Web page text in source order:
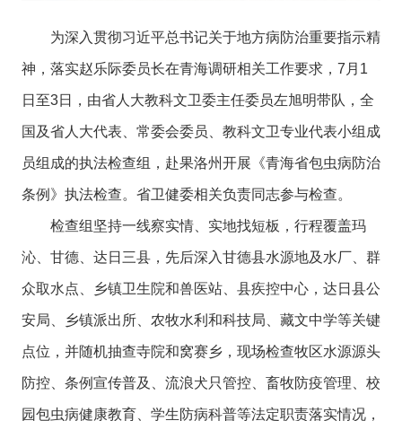
为深入贯彻习近平总书记关于地方病防治重要指示精
神，落实赵乐际委员长在青海调研相关工作要求，7月1
日至3日，由省人大教科文卫委主任委员左旭明带队，全
国及省人大代表、常委会委员、教科文卫专业代表小组成
员组成的执法检查组，赴果洛州开展《青海省包虫病防治
条例》执法检查。省卫健委相关负责同志参与检查。
检查组坚持一线察实情、实地找短板，行程覆盖玛
沁、甘德、达日三县，先后深入甘德县水源地及水厂、群
众取水点、乡镇卫生院和兽医站、县疾控中心，达日县公
安局、乡镇派出所、农牧水利和科技局、藏文中学等关键
点位，并随机抽查寺院和窝赛乡，现场检查牧区水源源头
防控、条例宣传普及、流浪犬只管控、畜牧防疫管理、校
园包虫病健康教育、学生防病科普等法定职责落实情况，